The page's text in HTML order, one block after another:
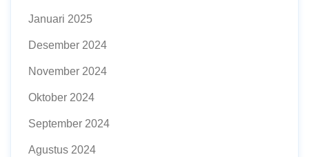
Januari 2025
Desember 2024
November 2024
Oktober 2024
September 2024
Agustus 2024